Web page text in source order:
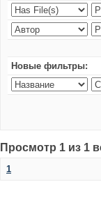
Новые фильтры:
Просмотр 1 из 1
1